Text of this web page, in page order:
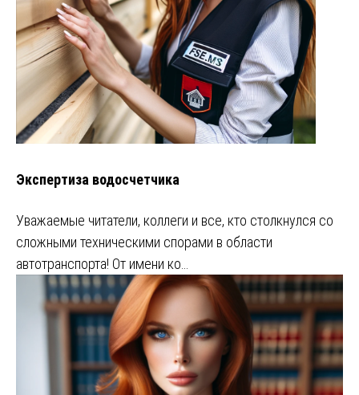
Экспертиза водосчетчика
Уважаемые читатели, коллеги и все, кто столкнулся со
сложными техническими спорами в области
автотранспорта! От имени ко…